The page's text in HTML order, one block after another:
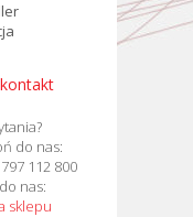
do nas:
112 800
nas:
sklepu